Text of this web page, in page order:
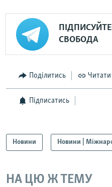
СВОБОДА
Поділитись Читати
Підписатись
Новини Новини |
НА ЦЮ Ж ТЕМУ